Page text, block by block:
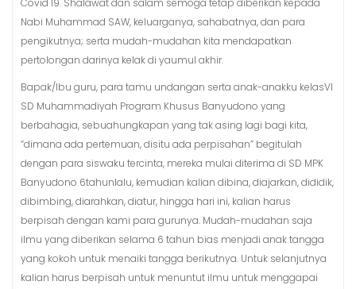
Covid 19. Shalawat dan salam semoga tetap diberikan kepada
Nabi Muhammad SAW, keluarganya, sahabatnya, dan para
pengikutnya; serta mudah-mudahan kita mendapatkan
pertolongan darinya kelak di yaumul akhir.
Bapak/Ibu guru, para tamu undangan serta anak-anakku kelasVI
SD Muhammadiyah Program Khusus Banyudono yang
berbahagia, sebuahungkapan yang tak asing lagi bagi kita,
“dimana ada pertemuan, disitu ada perpisahan” begitulah
dengan para siswaku tercinta, mereka mulai diterima di SD MPK
Banyudono 6tahunlalu, kemudian kalian dibina, diajarkan, dididik,
dibimbing, diarahkan, diatur, hingga hari ini, kalian harus
berpisah dengan kami para gurunya. Mudah-mudahan saja
ilmu yang diberikan selama 6 tahun bias menjadi anak tangga
yang kokoh untuk menaiki tangga berikutnya. Untuk selanjutnya
kalian harus berpisah untuk menuntut ilmu untuk menggapai